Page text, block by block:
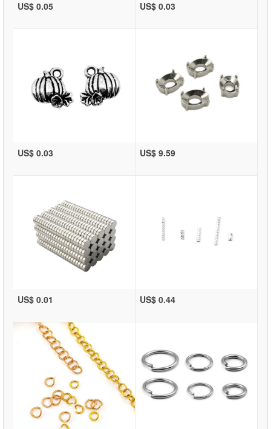
US$ 0.05 US$ 0.03
US$ 0.03 US$ 9.59
US$ 0.01 US$ 0.44